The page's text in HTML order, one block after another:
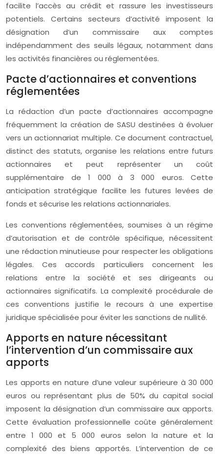
facilite l’accès au crédit et rassure les investisseurs
potentiels. Certains secteurs d’activité imposent la
désignation d’un commissaire aux comptes
indépendamment des seuils légaux, notamment dans
les activités financières ou réglementées.
Pacte d’actionnaires et conventions
réglementées
La rédaction d’un pacte d’actionnaires accompagne
fréquemment la création de SASU destinées à évoluer
vers un actionnariat multiple. Ce document contractuel,
distinct des statuts, organise les relations entre futurs
actionnaires et peut représenter un coût
supplémentaire de 1 000 à 3 000 euros. Cette
anticipation stratégique facilite les futures levées de
fonds et sécurise les relations actionnariales.
Les conventions réglementées, soumises à un régime
d’autorisation et de contrôle spécifique, nécessitent
une rédaction minutieuse pour respecter les obligations
légales. Ces accords particuliers concernent les
relations entre la société et ses dirigeants ou
actionnaires significatifs. La complexité procédurale de
ces conventions justifie le recours à une expertise
juridique spécialisée pour éviter les sanctions de nullité.
Apports en nature nécessitant
l’intervention d’un commissaire aux
apports
Les apports en nature d’une valeur supérieure à 30 000
euros ou représentant plus de 50% du capital social
imposent la désignation d’un commissaire aux apports.
Cette évaluation professionnelle coûte généralement
entre 1 000 et 5 000 euros selon la nature et la
complexité des biens apportés. L’intervention de ce